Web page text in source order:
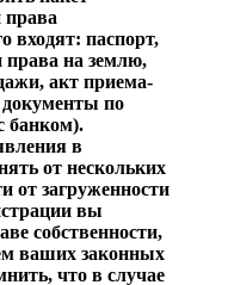
права
входят: паспорт,
права на землю,
акт приема-
по
банком).
в
от нескольких
от загруженности
вы
собственности,
ваших законных
что в случае